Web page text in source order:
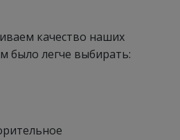
качество наших
было легче выбирать: